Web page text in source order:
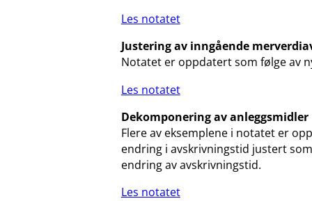
Les notatet
Justering av inngående
Notatet er oppdatert som følge av
Les notatet
Dekomponering av anleggsmidler
Flere av eksemplene i notatet er
endring i avskrivningstid justert
endring av avskrivningstid.
Les notatet